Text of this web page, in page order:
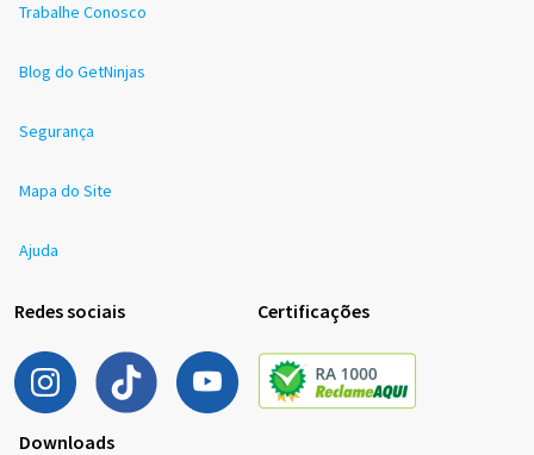
Trabalhe Conosco
Blog do GetNinjas
Segurança
Mapa do Site
Ajuda
Redes sociais Certificações
Downloads